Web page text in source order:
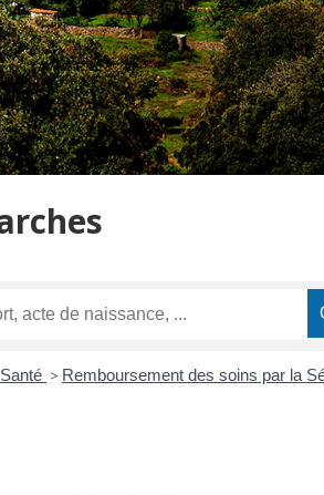
> Remboursement des soins par la